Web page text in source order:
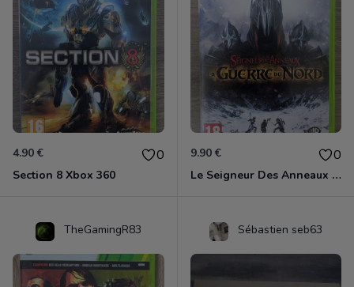
4.90 € 0
Section 8 Xbox 360
9.90 € 0
Le Seigneur Des Anneaux - La Guerre Du Nord Xbox 360
TheGamingR83 Sébastien seb63